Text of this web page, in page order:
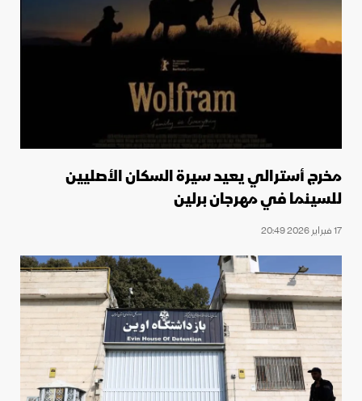
مخرج أسترالي يعيد سيرة السكان الأصليين
للسينما في مهرجان برلين
17 فبراير 2026 20:49